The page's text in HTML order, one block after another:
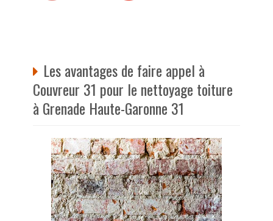
Les avantages de faire appel à
Couvreur 31 pour le nettoyage toiture
à Grenade Haute-Garonne 31